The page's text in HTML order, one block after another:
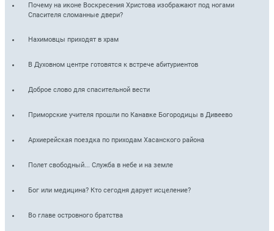
Почему на иконе Воскресения Христова изображают под ногами
Спасителя сломанные двери?
Нахимовцы приходят в храм
В Духовном центре готовятся к встрече абитуриентов
Доброе слово для спасительной вести
Приморские учителя прошли по Канавке Богородицы в Дивеево
Архиерейская поездка по приходам Хасанского района
Полет свободный... Служба в небе и на земле
Бог или медицина? Кто сегодня дарует исцеление?
Во главе островного братства